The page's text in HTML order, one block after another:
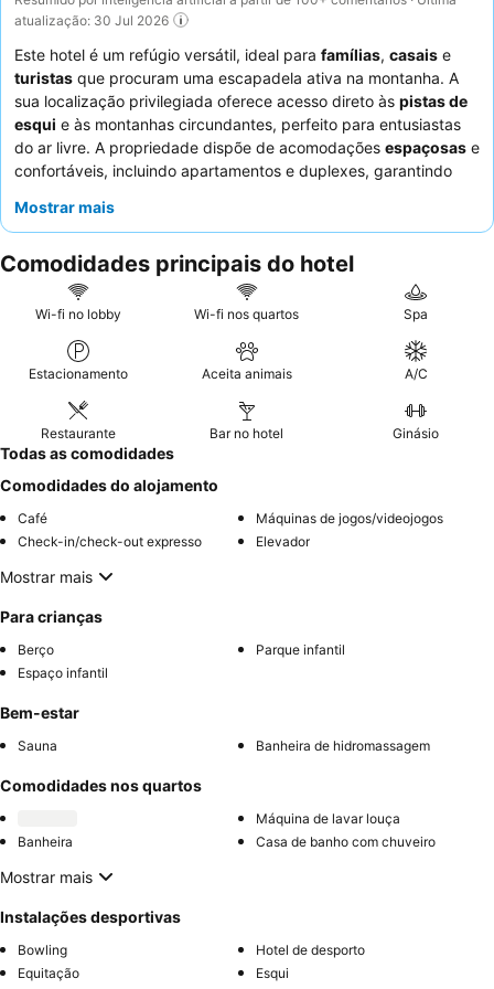
atualização: 30 Jul 2026
Este hotel é um refúgio versátil, ideal para famílias, casais e
turistas que procuram uma escapadela ativa na montanha. A
sua localização privilegiada oferece acesso direto às pistas de
esqui e às montanhas circundantes, perfeito para entusiastas
do ar livre. A propriedade dispõe de acomodações espaçosas e
confortáveis, incluindo apartamentos e duplexes, garantindo
recebem consistentemente elogios pela sua prestabilidade e
convenientes, os hóspedes consideram frequentemente que os
preços tanto do pequeno-almoço como do jantar são elevados.
Para uma experiência mais tranquila, os hóspedes são
Mostrar mais
Comodidades principais do hotel
Wi-fi no lobby Wi-fi nos quartos Spa
Estacionamento Aceita animais A/C
Restaurante Bar no hotel Ginásio
Todas as comodidades
Comodidades do alojamento
Café
Máquinas de jogos/videojogos
Check-in/check-out expresso
Elevador
Mostrar mais
Para crianças
Berço
Parque infantil
Espaço infantil
Bem-estar
Sauna Banheira de hidromassagem
Comodidades nos quartos
Máquina de lavar louça
Banheira
Casa de banho com chuveiro
Mostrar mais
Instalações desportivas
Bowling
Hotel de desporto
Equitação
Esqui